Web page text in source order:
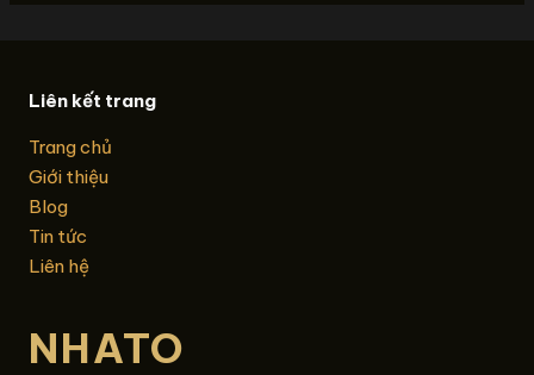
Liên kết trang
Trang chủ
Giới thiệu
Blog
Tin tức
Liên hệ
NHATO